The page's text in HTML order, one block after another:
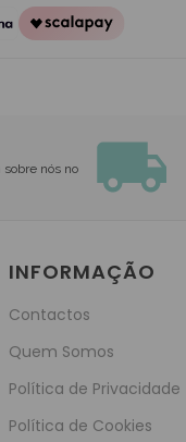
nós no
INFORMAÇÃO
Contactos
Quem Somos
Política de Privacidade
Política de Cookies